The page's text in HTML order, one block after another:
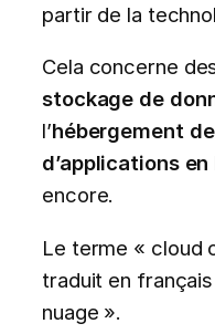
partir de la
Cela concerne
stockage de
l’hébergement
d’applications
encore.
Le terme « cloud
traduit en
nuage ».